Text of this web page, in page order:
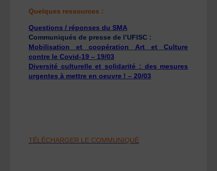
Quelques ressources :
Questions / réponses du SMA
Communiqués de presse de l’UFISC :
Mobilisation et coopération Art et Culture
contre le Covid-19 – 19/03
Diversité culturelle et solidarité : des mesures
urgentes à mettre en oeuvre ! – 20/03
TÉLÉCHARGER LE COMMUNIQUÉ